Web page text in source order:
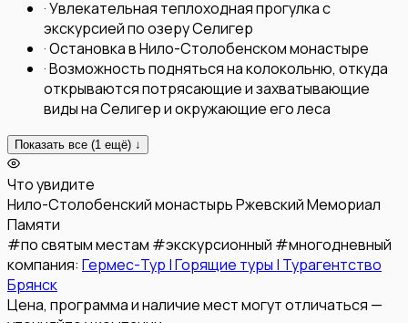
·Увлекательная теплоходная прогулка с
экскурсией по озеру Селигер
·Остановка в Нило-Столобенском монастыре
·Возможность подняться на колокольню, откуда
открываются потрясающие и захватывающие
виды на Селигер и окружающие его леса
Показать все (1 ещё) ↓
Что увидите
Нило-Столобенский монастырьРжевский Мемориал
Памяти
#по святым местам #экскурсионный #многодневный
компания: Гермес-Тур | Горящие туры | Турагентство
Брянск
Цена, программа и наличие мест могут отличаться —